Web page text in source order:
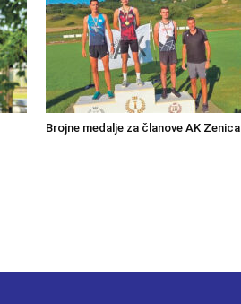
Brojne medalje za članove AK Zenica